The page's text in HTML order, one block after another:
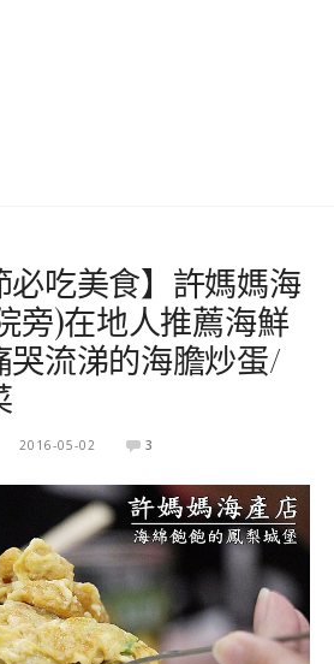
必吃美食】許媽媽海
旁)在地人推薦海鮮
哭流涕的海膽炒蛋/
2016-05-02 3